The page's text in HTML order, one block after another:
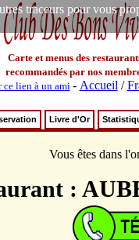
traceurs pour vous
Carte et menus des
recommandés par nos
ce lien à un ami - Accueil /
Livre d'Or
Vous êtes dans
: